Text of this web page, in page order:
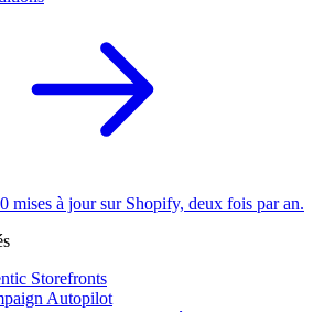
mises à jour sur Shopify, deux fois par an.
Storefronts
Autopilot